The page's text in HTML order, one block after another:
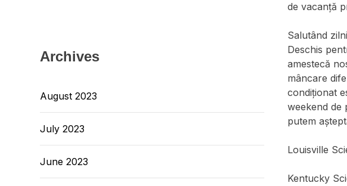
de vacanță
Salutând
Deschis
amestecă
mâncare
condiționat
weekend de
putem
Louisville
Kentucky
Archives
August 2023
July 2023
June 2023